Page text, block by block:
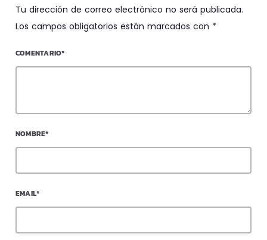
Tu dirección de correo electrónico no será publicada.
Los campos obligatorios están marcados con *
COMENTARIO*
NOMBRE*
EMAIL*